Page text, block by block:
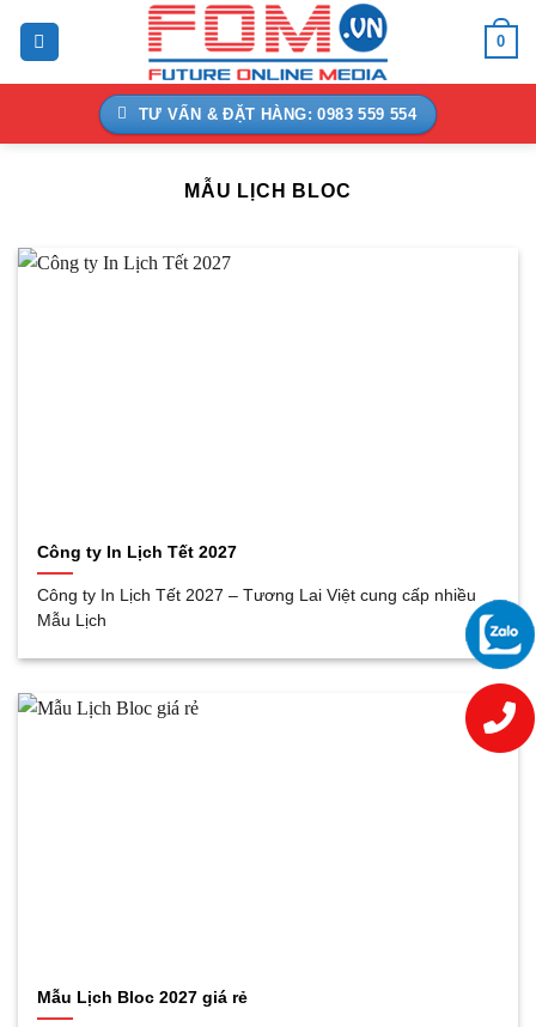
0
TƯ VẤN & ĐẶT HÀNG: 0983 559 554
MẪU LỊCH BLOC
Công ty In Lịch Tết 2027
Công ty In Lịch Tết 2027 – Tương Lai Việt cung cấp nhiều
Mẫu Lịch
Mẫu Lịch Bloc 2027 giá rẻ